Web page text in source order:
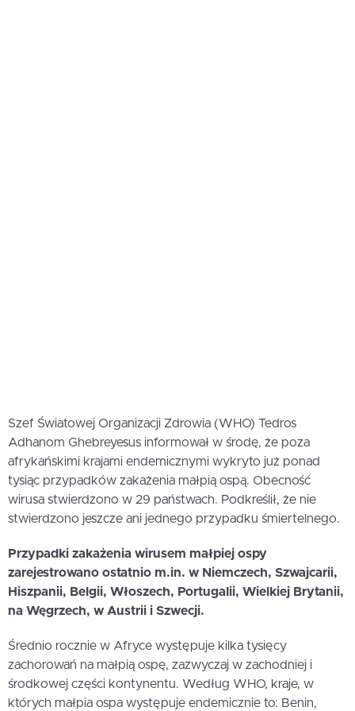
Szef Światowej Organizacji Zdrowia (WHO) Tedros
Adhanom Ghebreyesus informował w środę, że poza
afrykańskimi krajami endemicznymi wykryto już ponad
tysiąc przypadków zakażenia małpią ospą. Obecność
wirusa stwierdzono w 29 państwach. Podkreślił, że nie
stwierdzono jeszcze ani jednego przypadku śmiertelnego.
Przypadki zakażenia wirusem małpiej ospy
zarejestrowano ostatnio m.in. w Niemczech, Szwajcarii,
Hiszpanii, Belgii, Włoszech, Portugalii, Wielkiej Brytanii,
na Węgrzech, w Austrii i Szwecji.
Średnio rocznie w Afryce występuje kilka tysięcy
zachorowań na małpią ospę, zazwyczaj w zachodniej i
środkowej części kontynentu. Według WHO, kraje, w
których małpia ospa występuje endemicznie to: Benin,